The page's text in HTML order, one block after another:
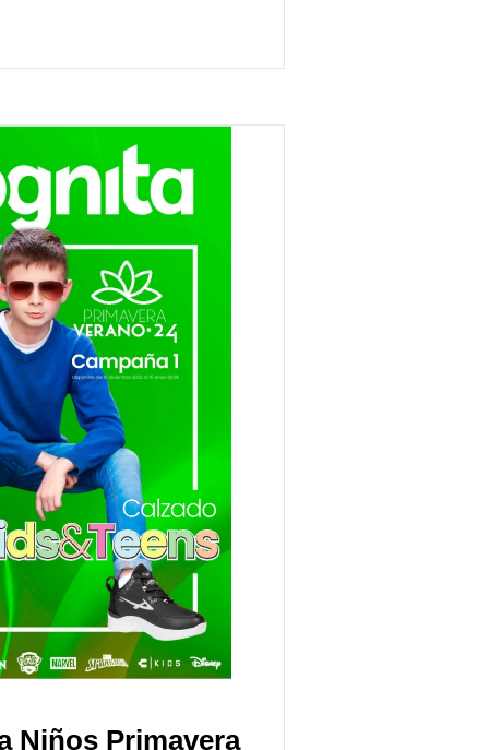
Niños Primavera